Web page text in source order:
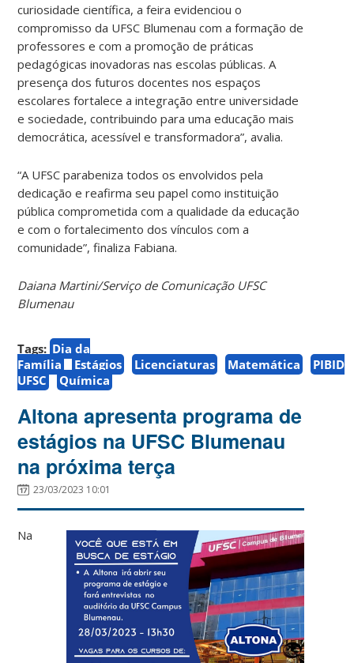
curiosidade científica, a feira evidenciou o
compromisso da UFSC Blumenau com a formação de
professores e com a promoção de práticas
pedagógicas inovadoras nas escolas públicas. A
presença dos futuros docentes nos espaços
escolares fortalece a integração entre universidade
e sociedade, contribuindo para uma educação mais
democrática, acessível e transformadora”, avalia.
“A UFSC parabeniza todos os envolvidos pela
dedicação e reafirma seu papel como instituição
pública comprometida com a qualidade da educação
e com o fortalecimento dos vínculos com a
comunidade”, finaliza Fabiana.
Daiana Martini/Serviço de Comunicação UFSC
Blumenau
Tags: Dia da
Família
Estágios Licenciaturas Matemática
PIBID
UFSC
Química
Altona apresenta programa de
estágios na UFSC Blumenau
na próxima terça
23/03/2023 10:01
Na